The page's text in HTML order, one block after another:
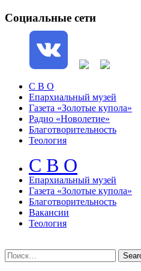
Социальные сети
С В О
Епархиальный музей
Газета «Золотые купола»
Радио «Новолетие»
Благотворительность
Теология
С В О
Епархиальный музeй
Газета «Золотые купола»
Благотворительность
Вакансии
Теология